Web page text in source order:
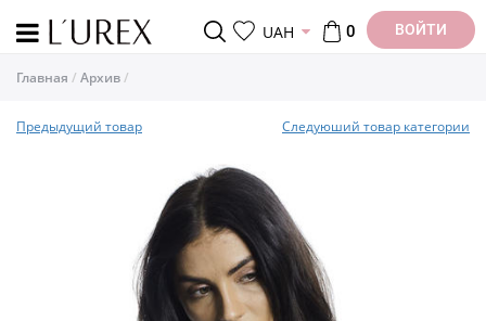
UAH 0 ВОЙТИ
Главная Архив
Предыдущий товар Следуюший товар категории